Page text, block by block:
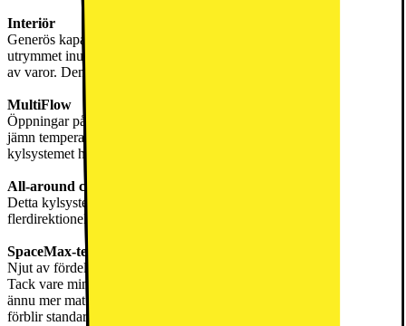
Interiör
Generös kapacitet på 387 l kombinerar smart uppdelning av
utrymmet inuti, så du hittar alltid den perfekta platsen för olika typer
av varor. Denna produkt har 6 glashyllor och 2 grönsakslådor.
MultiFlow
Öppningar på varje hyllnivå säkerställer god luftcirkulation och
jämn temperatur i hela kylutrymmet. Tack vare det omfattande
kylsystemet hålls din mat färsk oavsett var i kylskåpet den förvaras.
All-around cooling system
Detta kylsystem har flera ventiler på varje hyllnivå som säkerställer
flerdirektionellt luftflöde, så maten håller sig färsk längre.
SpaceMax-teknologi
Njut av fördelarna med Samsungs innovativa Space Max-teknologi.
Tack vare minimal tjocklek på produktens väggar kan du nu förvara
ännu mer mat samtidigt som du sparar utrymme då kylskåpets mått
förblir standard.